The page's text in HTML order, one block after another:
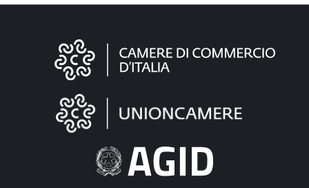
Informazioni
"Fattura
Elettronica"